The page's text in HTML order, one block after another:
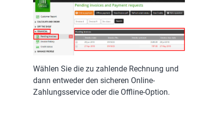
Wählen Sie die zu zahlende Rechnung und
dann entweder den sicheren Online-
Zahlungsservice oder die Offline-Option.